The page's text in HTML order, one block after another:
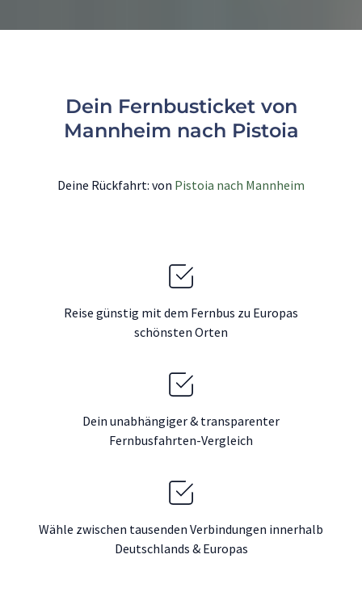
Dein Fernbusticket von
Mannheim nach Pistoia
Deine Rückfahrt: von Pistoia nach Mannheim
Reise günstig mit dem Fernbus zu Europas
schönsten Orten
Dein unabhängiger & transparenter
Fernbusfahrten-Vergleich
Wähle zwischen tausenden Verbindungen innerhalb
Deutschlands & Europas